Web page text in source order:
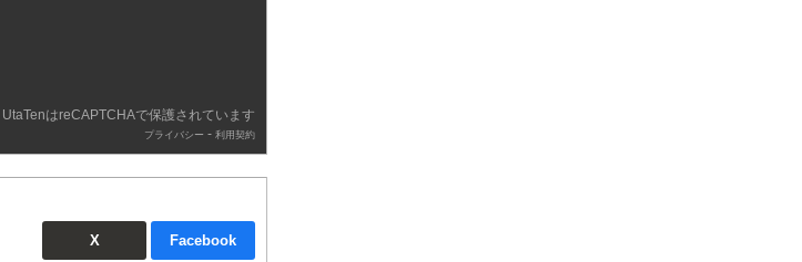
UtaTenはreCAPTCHAで保護されています
プライバシー - 利用契約
X Facebook